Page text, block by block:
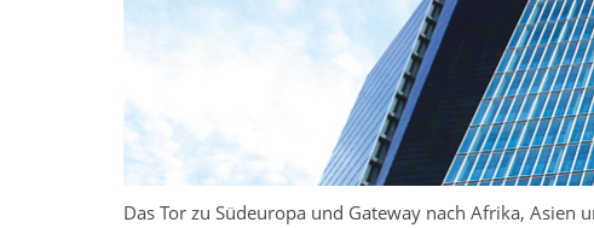
Das Tor zu Südeuropa und Gateway nach Afrika, Asien